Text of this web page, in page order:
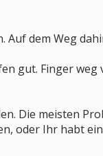
dem Weg
gut. Finger
Die meisten
oder Ihr habt